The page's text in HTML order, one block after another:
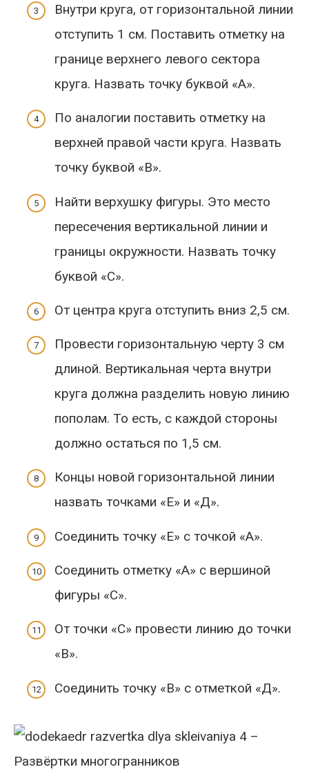
Внутри круга, от горизонтальной линии
отступить 1 см. Поставить отметку на
границе верхнего левого сектора
круга. Назвать точку буквой «А».
По аналогии поставить отметку на
верхней правой части круга. Назвать
точку буквой «В».
Найти верхушку фигуры. Это место
пересечения вертикальной линии и
границы окружности. Назвать точку
буквой «С».
От центра круга отступить вниз 2,5 см.
Провести горизонтальную черту 3 см
длиной. Вертикальная черта внутри
круга должна разделить новую линию
пополам. То есть, с каждой стороны
должно остаться по 1,5 см.
Концы новой горизонтальной линии
назвать точками «Е» и «Д».
Соединить точку «Е» с точкой «А».
Соединить отметку «А» с вершиной
фигуры «С».
От точки «С» провести линию до точки
«В».
Соединить точку «В» с отметкой «Д».